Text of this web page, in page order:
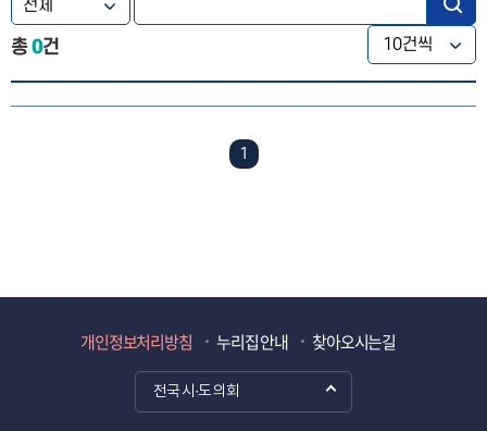
총0건
1
개인정보처리방침 누리집 안내 찾아오시는길
전국 시·도 의회